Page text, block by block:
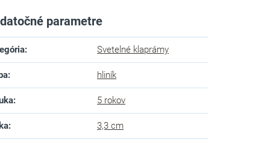
parametre
: Svetelné klaprámy
: hliník
: 5 rokov
: 3,3 cm